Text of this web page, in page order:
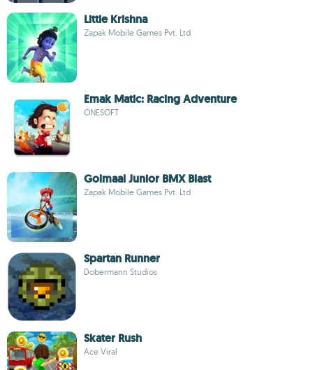
Little Krishna
Zapak Mobile Games Pvt. Ltd
Emak Matic: Racing Adventure
ONESOFT
Golmaal Junior BMX Blast
Zapak Mobile Games Pvt. Ltd
Spartan Runner
Dobermann Studios
Skater Rush
Ace Viral